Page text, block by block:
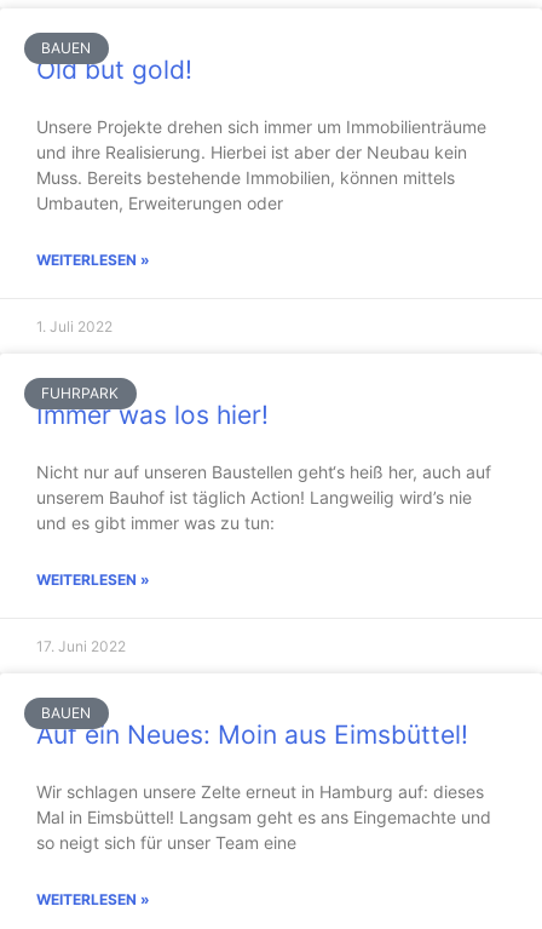
BAUEN
Old but gold!
Unsere Projekte drehen sich immer um Immobilienträume
und ihre Realisierung. Hierbei ist aber der Neubau kein
Muss. Bereits bestehende Immobilien, können mittels
Umbauten, Erweiterungen oder
WEITERLESEN »
1. Juli 2022
FUHRPARK
Immer was los hier!
Nicht nur auf unseren Baustellen geht‘s heiß her, auch auf
unserem Bauhof ist täglich Action! Langweilig wird’s nie
und es gibt immer was zu tun:
WEITERLESEN »
17. Juni 2022
BAUEN
Auf ein Neues: Moin aus Eimsbüttel!
Wir schlagen unsere Zelte erneut in Hamburg auf: dieses
Mal in Eimsbüttel! Langsam geht es ans Eingemachte und
so neigt sich für unser Team eine
WEITERLESEN »